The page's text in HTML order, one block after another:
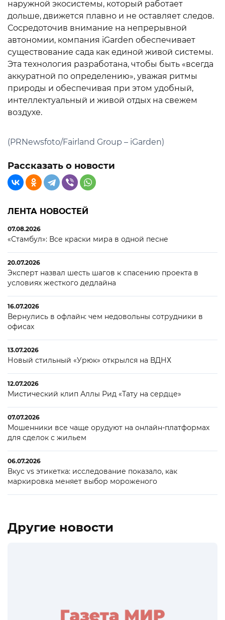
наружной экосистемы, который работает
дольше, движется плавно и не оставляет следов.
Сосредоточив внимание на непрерывной
автономии, компания iGarden обеспечивает
существование сада как единой живой системы.
Эта технология разработана, чтобы быть «всегда
аккуратной по определению», уважая ритмы
природы и обеспечивая при этом удобный,
интеллектуальный и живой отдых на свежем
воздухе.
(PRNewsfoto/Fairland Group – iGarden)
Рассказать о новости
ЛЕНТА НОВОСТЕЙ
07.08.2026
«Стамбул»: Все краски мира в одной песне
20.07.2026
Эксперт назвал шесть шагов к спасению проекта в
условиях жесткого дедлайна
16.07.2026
Вернулись в офлайн: чем недовольны сотрудники в
офисах
13.07.2026
Новый стильный «Урюк» открылся на ВДНХ
12.07.2026
Мистический клип Аллы Рид «Тату на сердце»
07.07.2026
Мошенники все чаще орудуют на онлайн-платформах
для сделок с жильем
06.07.2026
Вкус vs этикетка: исследование показало, как
маркировка меняет выбор мороженого
Другие новости